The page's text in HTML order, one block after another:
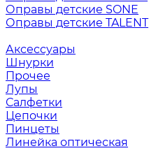
Оправы детские SONE
Оправы детские TALENT
Аксессуары
Шнурки
Прочее
Лупы
Салфетки
Цепочки
Пинцеты
Линейка оптическая